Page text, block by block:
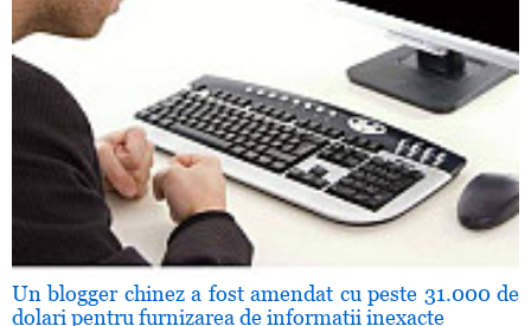
Un blogger chinez a fost amendat cu peste 31.000 de
dolari pentru furnizarea de informaţii inexacte